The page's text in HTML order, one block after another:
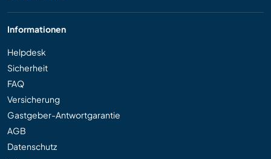
Informationen
Helpdesk
Sicherheit
FAQ
Versicherung
Gastgeber-Antwortgarantie
AGB
Datenschutz